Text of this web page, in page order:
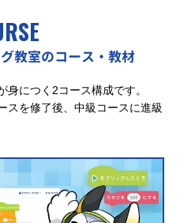
教室のコース・教材
につく2コース構成です。
スを修了後、中級コースに進級